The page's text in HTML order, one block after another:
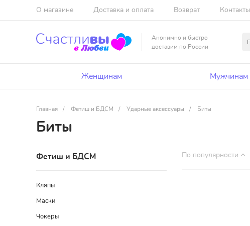
О магазине Доставка и оплата Возврат Контакты
Анонимно и быстро
доставим по России
Женщинам Мужчинам
Главная / Фетиш и БДСМ / Ударные аксессуары / Биты
Биты
Фетиш и БДСМ
Кляпы
Маски
Чокеры
По популярности